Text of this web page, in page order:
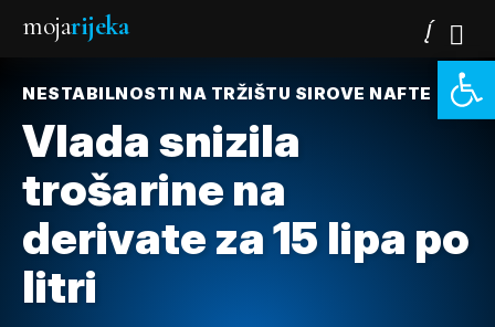
mojarijeka
NESTABILNOSTI NA TRŽIŠTU SIROVE NAFTE
Vlada snizila
trošarine na
derivate za 15 lipa po
litri